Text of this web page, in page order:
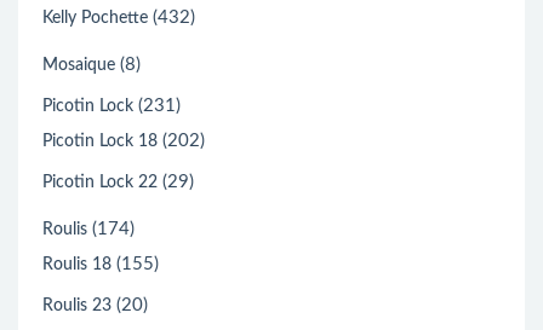
Kelly Pochette (432)
Mosaique (8)
Picotin Lock (231)
Picotin Lock 18 (202)
Picotin Lock 22 (29)
Roulis (174)
Roulis 18 (155)
Roulis 23 (20)